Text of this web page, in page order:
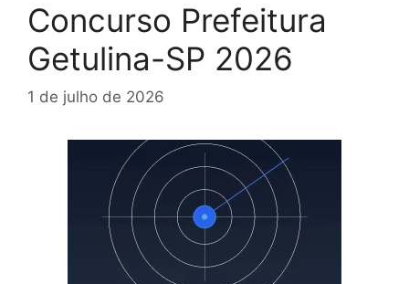
Concurso Prefeitura
Getulina-SP 2026
1 de julho de 2026